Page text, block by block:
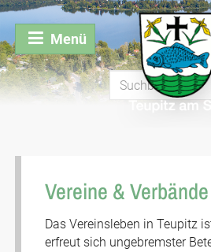
Menü
Vereine &
Das Vereinsleben in Teupitz
erfreut sich ungebremster